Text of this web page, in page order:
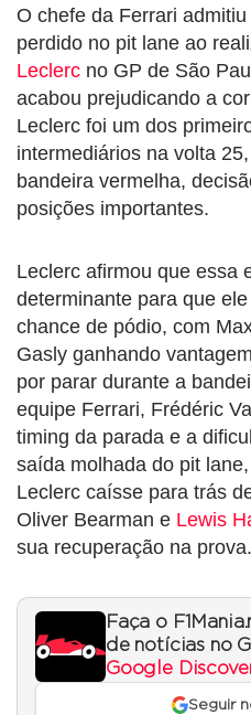
O chefe da Ferrari admitiu
perdido no pit lane ao
Leclerc no GP de São
acabou prejudicando a
Leclerc foi um dos
intermediários na volta
bandeira vermelha,
posições importantes.
Leclerc afirmou que essa
determinante para que
chance de pódio, com
Gasly ganhando
por parar durante a
equipe Ferrari, Frédéric
timing da parada e a
saída molhada do pit
Leclerc caísse para trás
Oliver Bearman e Lewis
sua recuperação na prova.
Faça o
de notícias no
Google
Seguir